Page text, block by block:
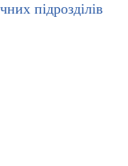
підрозділів